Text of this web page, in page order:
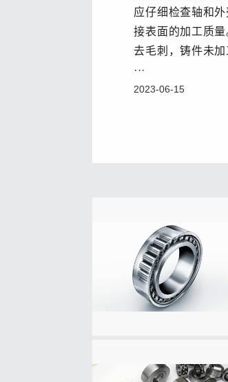
应仔细检查轴和
接表面的加工质
去毛刺，铸件未
···
2023-06-15